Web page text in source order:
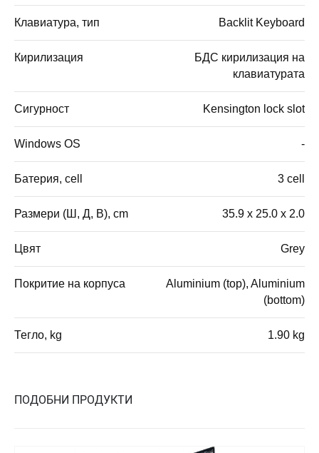
Клавиатура, тип Backlit Keyboard
Кирилизация
БДС кирилизация на
клавиатурата
Сигурност Kensington lock slot
Windows OS -
Батерия, cell 3 cell
Размери (Ш, Д, В), cm 35.9 x 25.0 x 2.0
Цвят Grey
Покритие на корпуса
Aluminium (top), Aluminium
(bottom)
Тегло, kg 1.90 kg
ПОДОБНИ ПРОДУКТИ